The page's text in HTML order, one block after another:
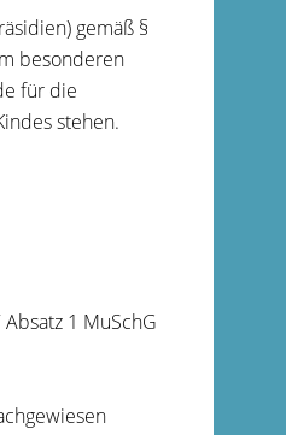
gemäß §
besonderen
für die
stehen.
1 MuSchG